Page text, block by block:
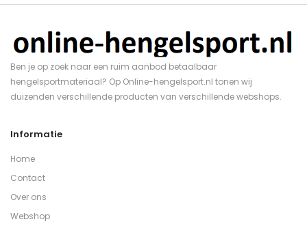
Ben je op zoek naar een ruim aanbod betaalbaar
hengelsportmateriaal? Op Online-hengelsport.nl tonen wij
duizenden verschillende producten van verschillende webshops.
Informatie
Home
Contact
Over ons
Webshop